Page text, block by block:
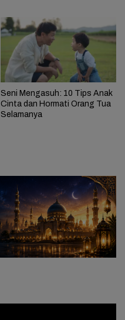
Seni Mengasuh: 10 Tips Anak
Cinta dan Hormati Orang Tua
Selamanya